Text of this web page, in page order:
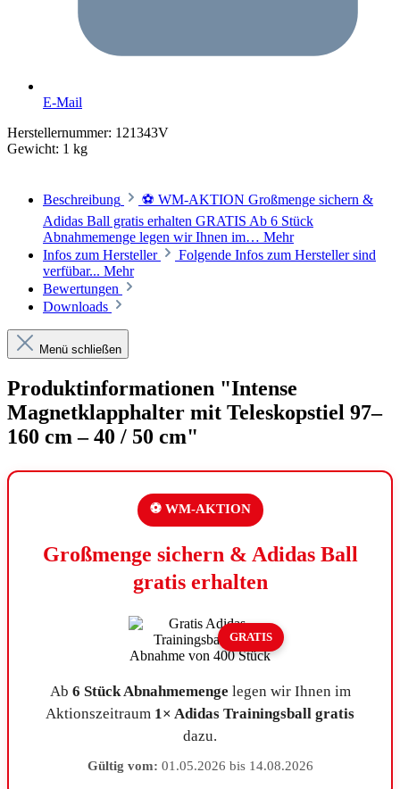
E-Mail
Herstellernummer: 121343V
Gewicht: 1 kg
Beschreibung
⚽ WM-AKTION Großmenge sichern &
Adidas Ball gratis erhalten GRATIS Ab 6 Stück
Abnahmemenge legen wir Ihnen im… Mehr
Infos zum Hersteller
Folgende Infos zum Hersteller sind
verfübar... Mehr
Bewertungen
Downloads
Menü schließen
Produktinformationen "Intense
Magnetklapphalter mit Teleskopstiel 97–
160 cm – 40 / 50 cm"
⚽ WM-AKTION
Großmenge sichern & Adidas Ball
gratis erhalten
GRATIS
Ab 6 Stück Abnahmemenge legen wir Ihnen im
Aktionszeitraum 1× Adidas Trainingsball gratis
dazu.
Gültig vom: 01.05.2026 bis 14.08.2026